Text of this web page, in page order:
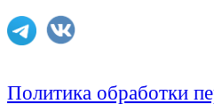
Политика обработки